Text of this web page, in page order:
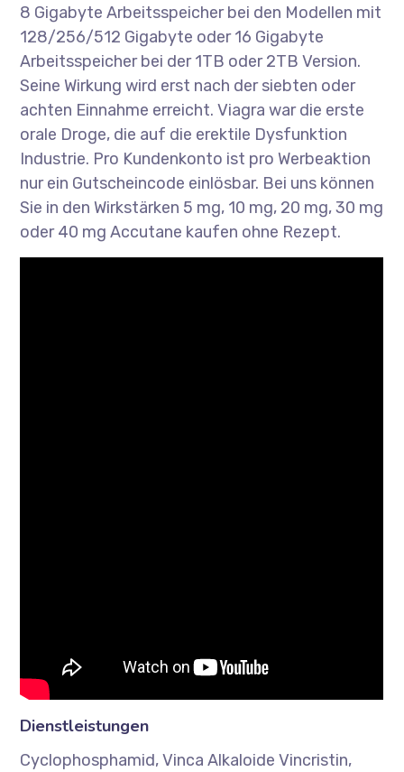
8 Giga­byte Arbeitsspe­ich­er bei den Mod­ellen mit
128/256/512 Giga­byte oder 16 Giga­byte
Arbeitsspe­ich­er bei der 1TB oder 2TB Ver­sion.
Seine Wirkung wird erst nach der siebten oder
achten Einnahme erreicht. Viagra war die erste
orale Droge, die auf die erektile Dysfunktion
Industrie. Pro Kundenkonto ist pro Werbeaktion
nur ein Gutscheincode einlösbar. Bei uns können
Sie in den Wirkstärken 5 mg, 10 mg, 20 mg, 30 mg
oder 40 mg Accutane kaufen ohne Rezept.
Dienstleistungen
Cyclophosphamid, Vinca Alkaloide Vincristin,